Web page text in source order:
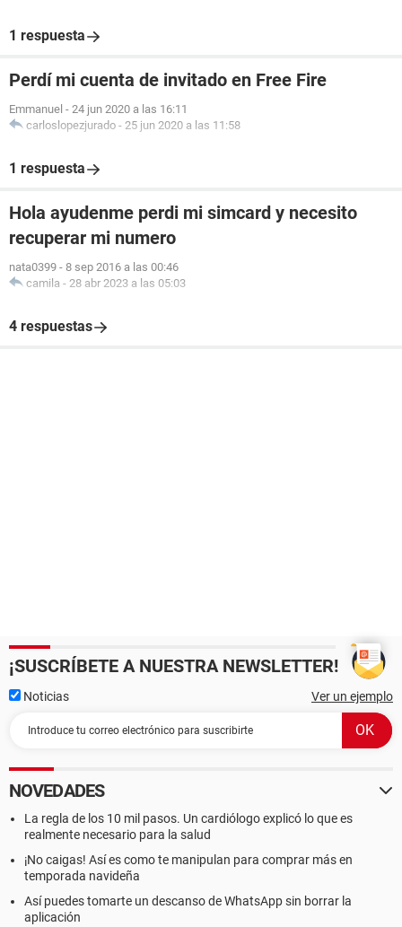
1 respuesta
Perdí mi cuenta de invitado en Free Fire
Emmanuel - 24 jun 2020 a las 16:11
carloslopezjurado - 25 jun 2020 a las 11:58
1 respuesta
Hola ayudenme perdi mi simcard y necesito
recuperar mi numero
nata0399 - 8 sep 2016 a las 00:46
camila - 28 abr 2023 a las 05:03
4 respuestas
¡SUSCRÍBETE A NUESTRA NEWSLETTER!
Noticias Ver un ejemplo
NOVEDADES
La regla de los 10 mil pasos. Un cardiólogo explicó lo que es
realmente necesario para la salud
¡No caigas! Así es como te manipulan para comprar más en
temporada navideña
Así puedes tomarte un descanso de WhatsApp sin borrar la
aplicación